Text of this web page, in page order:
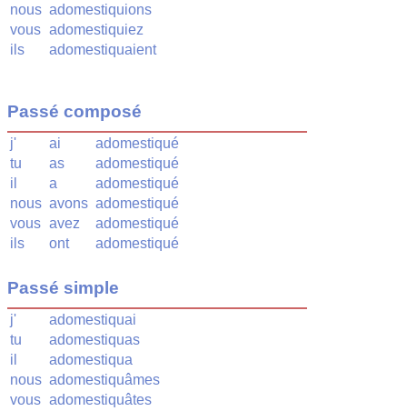
nous adomestiquions
vous adomestiquiez
ils
adomestiquaient
Passé composé
j' ai
adomestiqué
tu
as
adomestiqué
il
a
adomestiqué
nous avons adomestiqué
vous avez
adomestiqué
ils
ont adomestiqué
Passé simple
j'
adomestiquai
tu
adomestiquas
il
adomestiqua
nous adomestiquâmes
vous adomestiquâtes